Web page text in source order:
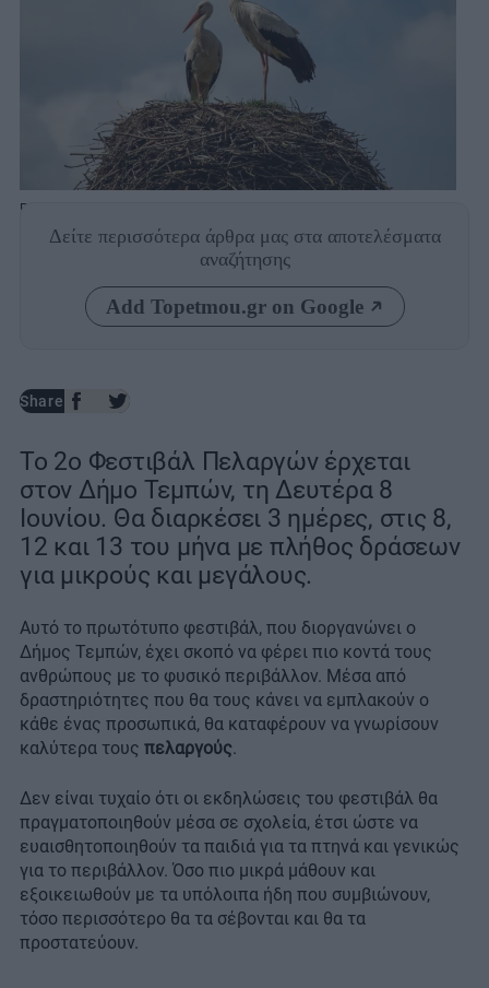
Photo: Shutterstock
Δείτε περισσότερα άρθρα μας στα αποτελέσματα
αναζήτησης
Add Topetmou.gr on Google
Share
Το 2ο Φεστιβάλ Πελαργών έρχεται
στον Δήμο Τεμπών, τη Δευτέρα 8
Ιουνίου. Θα διαρκέσει 3 ημέρες, στις 8,
12 και 13 του μήνα με πλήθος δράσεων
για μικρούς και μεγάλους.
Αυτό το πρωτότυπο φεστιβάλ, που διοργανώνει ο
Δήμος Τεμπών, έχει σκοπό να φέρει πιο κοντά τους
ανθρώπους με το φυσικό περιβάλλον. Μέσα από
δραστηριότητες που θα τους κάνει να εμπλακούν ο
κάθε ένας προσωπικά, θα καταφέρουν να γνωρίσουν
καλύτερα τους πελαργούς.
Δεν είναι τυχαίο ότι οι εκδηλώσεις του φεστιβάλ θα
πραγματοποιηθούν μέσα σε σχολεία, έτσι ώστε να
ευαισθητοποιηθούν τα παιδιά για τα πτηνά και γενικώς
για το περιβάλλον. Όσο πιο μικρά μάθουν και
εξοικειωθούν με τα υπόλοιπα ήδη που συμβιώνουν,
τόσο περισσότερο θα τα σέβονται και θα τα
προστατεύουν.